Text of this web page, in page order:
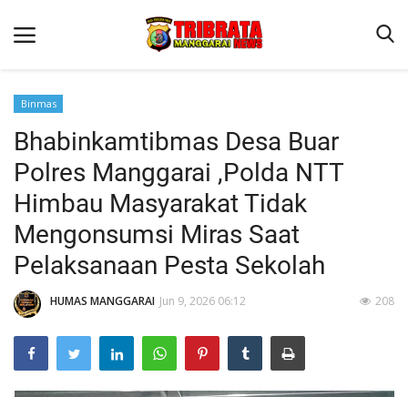
Beranda
Binkam
Kapolres Manggarai Imbau Masyarakat Waspada Cuaca
Kapolres Manggarai Imbau Masyarakat Waspada Cuaca
Reskrim
Lantas
Giat Ops
Polisi Kita
Binmas
Bhabinkamtibmas Desa Buar
Polres Manggarai ,Polda NTT
Himbau Masyarakat Tidak
Mengonsumsi Miras Saat
Pelaksanaan Pesta Sekolah
HUMAS MANGGARAI Jun 9, 2026 06:12 208